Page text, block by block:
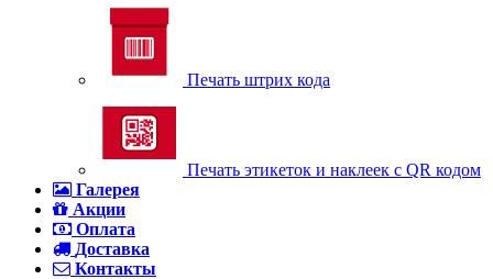
Печать штрих кода
Печать этикеток и наклеек с QR кодом
Галерея
Акции
Оплата
Доставка
Контакты